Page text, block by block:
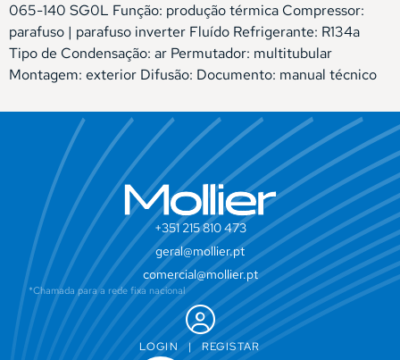
065-140 SG0L Função: produção térmica Compressor:
parafuso | parafuso inverter Fluído Refrigerante: R134a
Tipo de Condensação: ar Permutador: multitubular
Montagem: exterior Difusão: Documento: manual técnico
+351 215 810 473
geral@mollier.pt
comercial@mollier.pt
*Chamada para a rede fixa nacional
LOGIN | REGISTAR